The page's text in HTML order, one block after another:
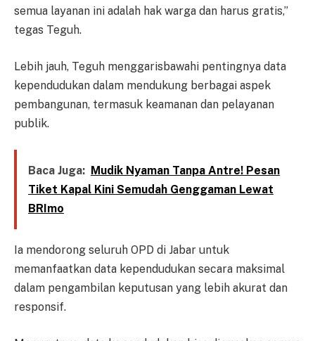
semua layanan ini adalah hak warga dan harus gratis,”
tegas Teguh.
Lebih jauh, Teguh menggarisbawahi pentingnya data
kependudukan dalam mendukung berbagai aspek
pembangunan, termasuk keamanan dan pelayanan
publik.
Baca Juga: Mudik Nyaman Tanpa Antre! Pesan
Tiket Kapal Kini Semudah Genggaman Lewat
BRImo
Ia mendorong seluruh OPD di Jabar untuk
memanfaatkan data kependudukan secara maksimal
dalam pengambilan keputusan yang lebih akurat dan
responsif.